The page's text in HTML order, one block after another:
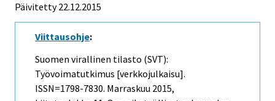
Päivitetty 22.12.2015
Viittausohje:
Suomen virallinen tilasto (SVT):
Työvoimatutkimus [verkkojulkaisu].
ISSN=1798-7830. Marraskuu 2015,